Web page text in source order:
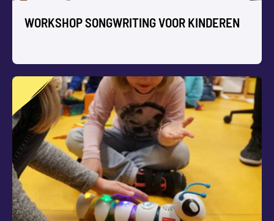
WORKSHOP SONGWRITING VOOR KINDEREN
WORKSHOP SONGWRITING VOOR
KINDEREN
Schrijf met jullie groep kinderen je eigen popsong. Audio-
en video-opnames zijn mogelijk.
Past goed binnen inhoudelijke projecten en thema’s.